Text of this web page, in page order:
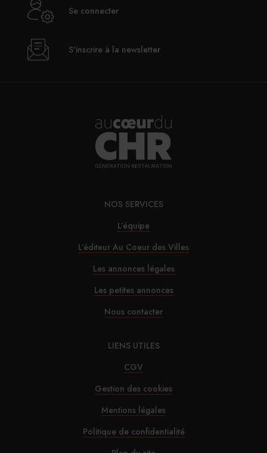
Le SDI appelle à ne pas alourdir la fiscalité des
TPE
29/07/2026
InterContinental Paris Le Grand : Christophe
29/07/2026
Marnie House a ouvert ses portes au Touquet
29/07/2026
Brown-Forman rejette l’offre de Sazerac
La Maison de la Pistache s’installe à Marseille
Se connecter
S'inscrire à la newsletter
NOS SERVICES
L’équipe
L’éditeur Au Coeur des Villes
Les annonces légales
Les petites annonces
Nous contacter
LIENS UTILES
CGV
Gestion des cookies
Mentions légales
Politique de confidentialité